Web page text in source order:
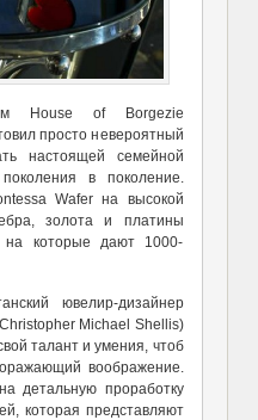
House of Borgezie
просто невероятный
настоящей семейной
в поколение.
Wafer на высокой
золота и платины
на которые дают 1000-
ювелир-дизайнер
Michael Shellis)
талант и умения, чтоб
воображение.
детальную проработку
которая представляют